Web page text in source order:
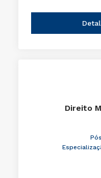
Direito